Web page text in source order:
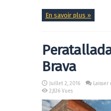
En savoir plus »
Brava
Juillet 2, 2016
2,836 Vues